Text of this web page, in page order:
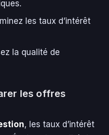
les taux d’intérêt
la qualité de
les offres
, les taux d’intérêt